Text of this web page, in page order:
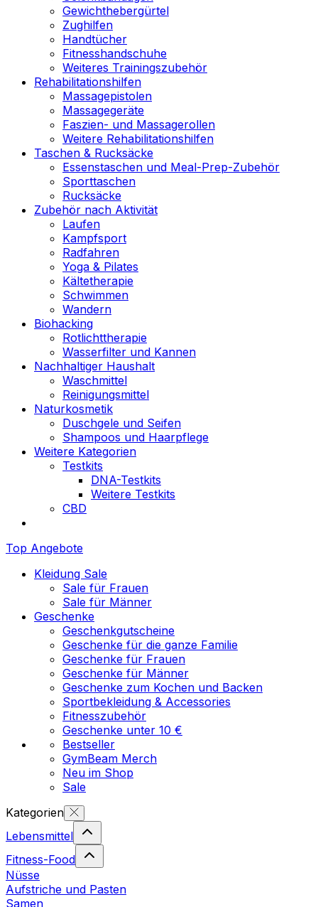
Gewichthebergürtel
Zughilfen
Handtücher
Fitnesshandschuhe
Weiteres Trainingszubehör
Rehabilitationshilfen
Massagepistolen
Massagegeräte
Faszien- und Massagerollen
Weitere Rehabilitationshilfen
Taschen & Rucksäcke
Essenstaschen und Meal-Prep-Zubehör
Sporttaschen
Rucksäcke
Zubehör nach Aktivität
Laufen
Kampfsport
Radfahren
Yoga & Pilates
Kältetherapie
Schwimmen
Wandern
Biohacking
Rotlichttherapie
Wasserfilter und Kannen
Nachhaltiger Haushalt
Waschmittel
Reinigungsmittel
Naturkosmetik
Duschgele und Seifen
Shampoos und Haarpflege
Weitere Kategorien
Testkits
DNA-Testkits
Weitere Testkits
CBD
Top Angebote
Kleidung Sale
Sale für Frauen
Sale für Männer
Geschenke
Geschenkgutscheine
Geschenke für die ganze Familie
Geschenke für Frauen
Geschenke für Männer
Geschenke zum Kochen und Backen
Sportbekleidung & Accessories
Fitnesszubehör
Geschenke unter 10 €
Bestseller
GymBeam Merch
Neu im Shop
Sale
Kategorien
Lebensmittel
Fitness-Food
Nüsse
Aufstriche und Pasten
Samen